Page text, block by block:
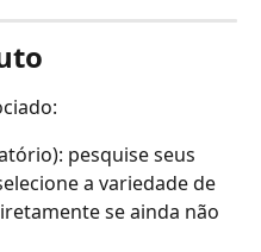
pesquise seus
a variedade de
se ainda não